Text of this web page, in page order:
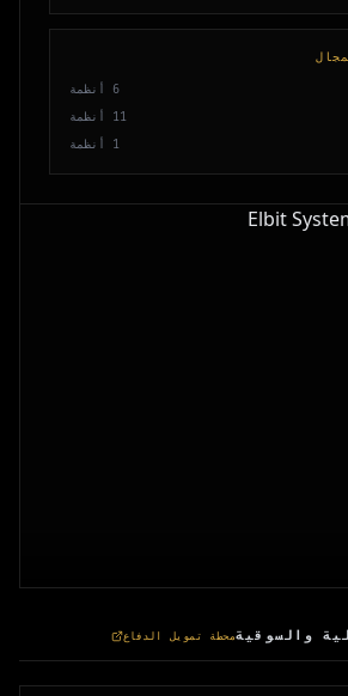
6
أنظمة
11
أنظمة
1 أنظمة
والسوقيةمحطة تمويل الدفاع